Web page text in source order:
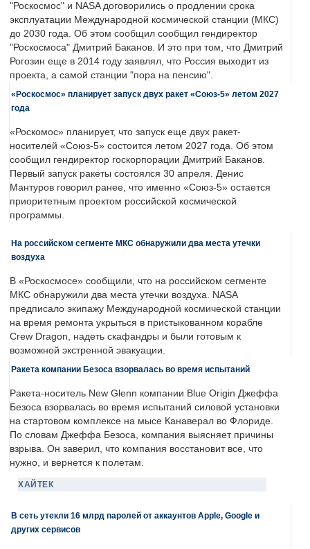
"Роскосмос" и NASA договорились о продлении срока
эксплуатации Международной космической станции (МКС)
до 2030 года. Об этом сообщил сообщил гендиректор
"Роскосмоса" Дмитрий Баканов. И это при том, что Дмитрий
Рогозин еще в 2014 году заявлял, что Россия выходит из
проекта, а самой станции "пора на пенсию".
«Роскосмос» планирует запуск двух ракет «Союз-5» летом 2027
года
«Роскомос» планирует, что запуск еще двух ракет-
носителей «Союз-5» состоится летом 2027 года. Об этом
сообщил гендиректор госкорпорации Дмитрий Баканов.
Первый запуск ракеты состоялся 30 апреля. Денис
Мантуров говорил ранее, что именно «Союз-5» остается
приоритетным проектом российской космической
программы.
На российском сегменте МКС обнаружили два места утечки
воздуха
В «Роскосмосе» сообщили, что на российском сегменте
МКС обнаружили два места утечки воздуха. NASA
предписало экипажу Международной космической станции
на время ремонта укрыться в пристыкованном корабле
Crew Dragon, надеть скафандры и были готовым к
возможной экстренной эвакуации.
Ракета компании Безоса взорвалась во время испытаний
Ракета-носитель New Glenn компании Blue Origin Джеффа
Безоса взорвалась во время испытаний силовой установки
на стартовом комплексе на мысе Канаверал во Флориде.
По словам Джеффа Безоса, компания выясняет причины
взрыва. Он заверил, что компания восстановит все, что
нужно, и вернется к полетам.
ХАЙТЕК
В сеть утекли 16 млрд паролей от аккаунтов Apple, Google и
других сервисов